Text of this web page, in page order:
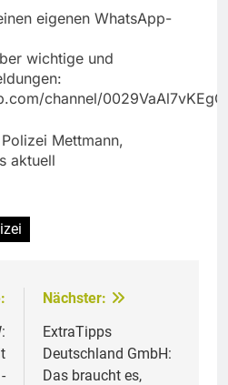
eigenen WhatsApp-
wichtige und
channel/
Mettmann,
aktuell
Nächster:
ExtraTipps
Deutschland GmbH:
Das braucht es,